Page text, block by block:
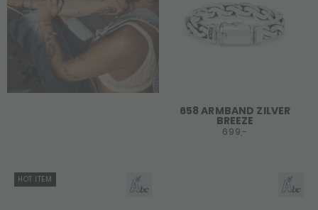
658 ARMBAND ZILVER
BREEZE
699,-
HOT ITEM